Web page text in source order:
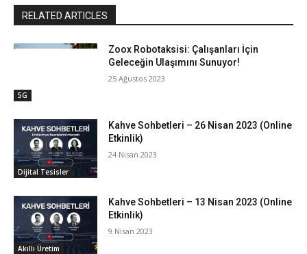
RELATED ARTICLES
5G
Zoox Robotaksisi: Çalışanları İçin
Geleceğin Ulaşımını Sunuyor!
25 Ağustos 2023
Dijital Tesisler
Kahve Sohbetleri – 26 Nisan 2023 (Online
Etkinlik)
24 Nisan 2023
Akıllı Üretim
Kahve Sohbetleri – 13 Nisan 2023 (Online
Etkinlik)
9 Nisan 2023